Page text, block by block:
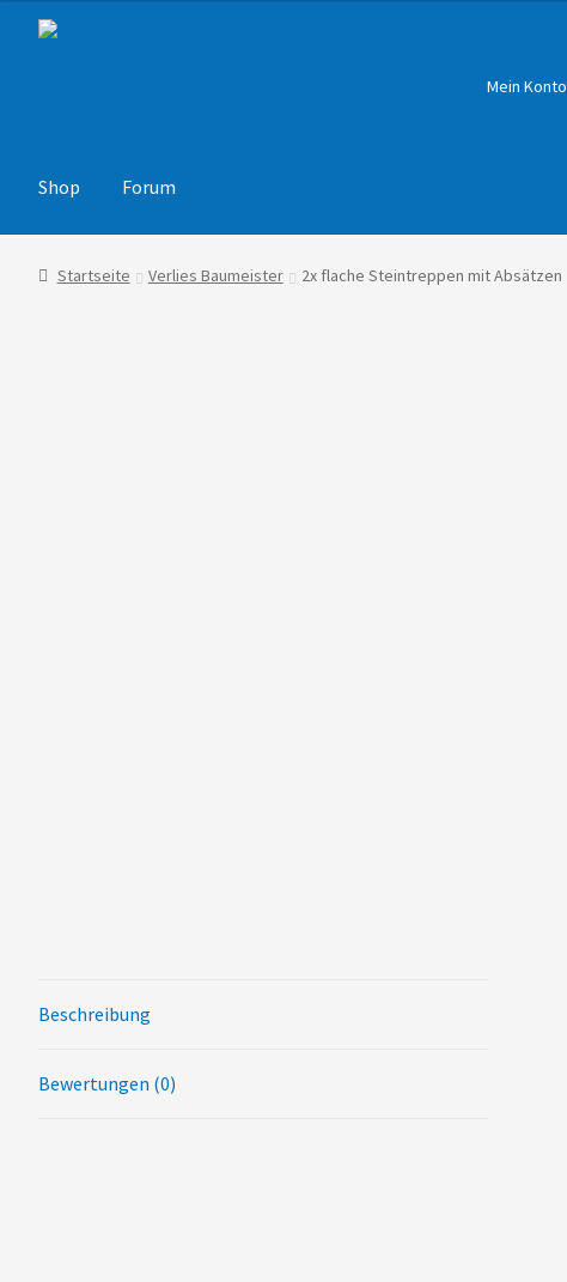
Zur
Zum
Mein Konto
Shop Forum
Startseite Verlies Baumeister 2x flache Steintreppen mit Absätzen
Beschreibung
Bewertungen (0)